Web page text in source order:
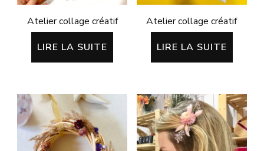
Atelier collage créatif
LIRE LA SUITE
Atelier collage créatif
LIRE LA SUITE